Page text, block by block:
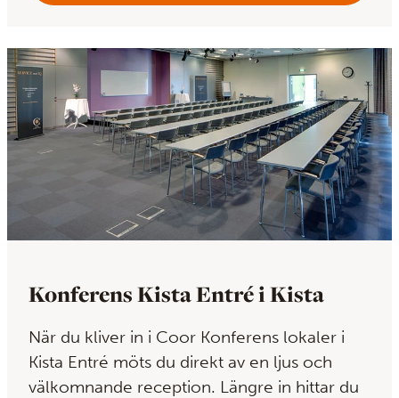
Konferens Kista Entré i Kista
När du kliver in i Coor Konferens lokaler i
Kista Entré möts du direkt av en ljus och
välkomnande reception. Längre in hittar du